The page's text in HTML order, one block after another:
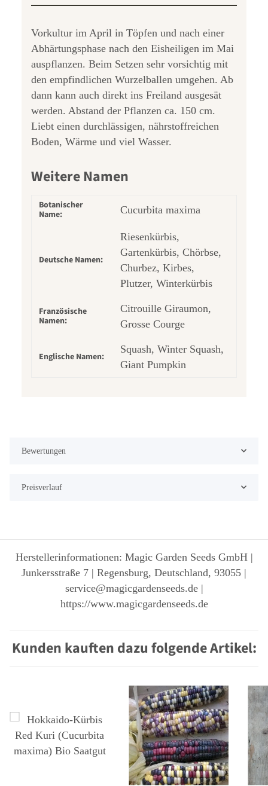
Vorkultur im April in Töpfen und nach einer
Abhärtungsphase nach den Eisheiligen im Mai
auspflanzen. Beim Setzen sehr vorsichtig mit
den empfindlichen Wurzelballen umgehen. Ab
dann kann auch direkt ins Freiland ausgesät
werden. Abstand der Pflanzen ca. 150 cm.
Liebt einen durchlässigen, nährstoffreichen
Boden, Wärme und viel Wasser.
Weitere Namen
Botanischer
Name:
Cucurbita maxima
Deutsche Namen:
Riesenkürbis,
Gartenkürbis, Chörbse,
Churbez, Kirbes,
Plutzer, Winterkürbis
Französische
Namen:
Citrouille Giraumon,
Grosse Courge
Englische Namen:
Squash, Winter Squash,
Giant Pumpkin
Bewertungen
Preisverlauf
Herstellerinformationen: Magic Garden Seeds GmbH |
Junkersstraße 7 | Regensburg, Deutschland, 93055 |
service@magicgardenseeds.de |
https://www.magicgardenseeds.de
Kunden kauften dazu folgende Artikel: